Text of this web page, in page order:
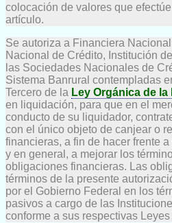
colocación de valores que
artículo.
Se autoriza a Financiera
Nacional de Crédito, Institución
las Sociedades Nacionales de
Sistema Banrural contempladas
Tercero de la Ley Orgánica de la
en liquidación, para que en el
conducto de su liquidador,
con el único objeto de canjear o
financieras, a fin de hacer frente
y en general, a mejorar los
obligaciones financieras. Las
términos de la presente
por el Gobierno Federal en los
pasivos a cargo de las
conforme a sus respectivas